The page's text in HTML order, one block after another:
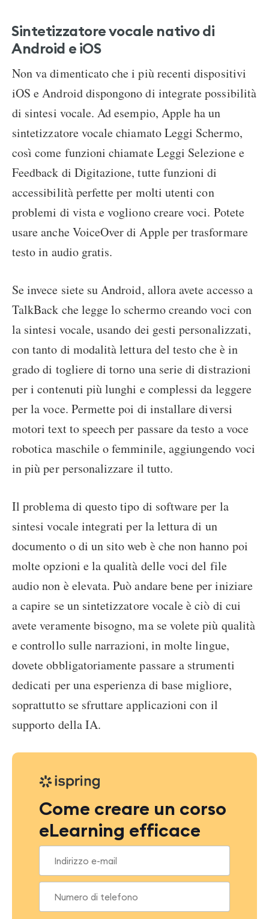
Sintetizzatore vocale nativo di
Android e iOS
Non va dimenticato che i più recenti dispositivi
iOS e Android dispongono di integrate possibilità
di sintesi vocale. Ad esempio, Apple ha un
sintetizzatore vocale chiamato Leggi Schermo,
così come funzioni chiamate Leggi Selezione e
Feedback di Digitazione, tutte funzioni di
accessibilità perfette per molti utenti con
problemi di vista e vogliono creare voci. Potete
usare anche VoiceOver di Apple per trasformare
testo in audio gratis.
Se invece siete su Android, allora avete accesso a
TalkBack che legge lo schermo creando voci con
la sintesi vocale, usando dei gesti personalizzati,
con tanto di modalità lettura del testo che è in
grado di togliere di torno una serie di distrazioni
per i contenuti più lunghi e complessi da leggere
per la voce. Permette poi di installare diversi
motori text to speech per passare da testo a voce
robotica maschile o femminile, aggiungendo voci
in più per personalizzare il tutto.
Il problema di questo tipo di software per la
sintesi vocale integrati per la lettura di un
documento o di un sito web è che non hanno poi
molte opzioni e la qualità delle voci del file
audio non è elevata. Può andare bene per iniziare
a capire se un sintetizzatore vocale è ciò di cui
avete veramente bisogno, ma se volete più qualità
e controllo sulle narrazioni, in molte lingue,
dovete obbligatoriamente passare a strumenti
dedicati per una esperienza di base migliore,
soprattutto se sfruttare applicazioni con il
supporto della IA.
Come creare un corso
eLearning efficace